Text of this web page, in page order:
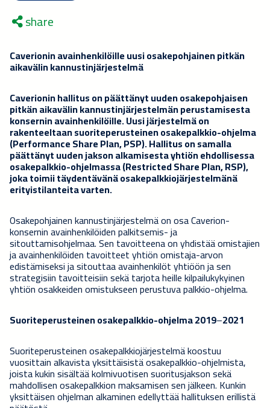
share
Caverionin avainhenkilöille uusi osakepohjainen pitkän
aikavälin kannustinjärjestelmä
Caverionin hallitus on päättänyt uuden osakepohjaisen
pitkän aikavälin kannustinjärjestelmän perustamisesta
konsernin avainhenkilöille. Uusi järjestelmä on
rakenteeltaan suoriteperusteinen osakepalkkio-ohjelma
(Performance Share Plan, PSP). Hallitus on samalla
päättänyt uuden jakson alkamisesta yhtiön ehdollisessa
osakepalkkio-ohjelmassa (Restricted Share Plan, RSP),
joka toimii täydentävänä osakepalkkiojärjestelmänä
erityistilanteita varten.
Osakepohjainen kannustinjärjestelmä on osa Caverion-
konsernin avainhenkilöiden palkitsemis- ja
sitouttamisohjelmaa. Sen tavoitteena on yhdistää omistajien
ja avainhenkilöiden tavoitteet yhtiön omistaja-arvon
edistämiseksi ja sitouttaa avainhenkilöt yhtiöön ja sen
strategisiin tavoitteisiin sekä tarjota heille kilpailukykyinen
yhtiön osakkeiden omistukseen perustuva palkkio-ohjelma.
Suoriteperusteinen osakepalkkio-ohjelma 2019–2021
Suoriteperusteinen osakepalkkiojärjestelmä koostuu
vuosittain alkavista yksittäisistä osakepalkkio-ohjelmista,
joista kukin sisältää kolmivuotisen suoritusjakson sekä
mahdollisen osakepalkkion maksamisen sen jälkeen. Kunkin
yksittäisen ohjelman alkaminen edellyttää hallituksen erillistä